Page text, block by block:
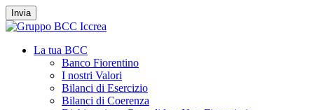
Invia
La tua BCC
Banco Fiorentino
I nostri Valori
Bilanci di Esercizio
Bilanci di Coerenza